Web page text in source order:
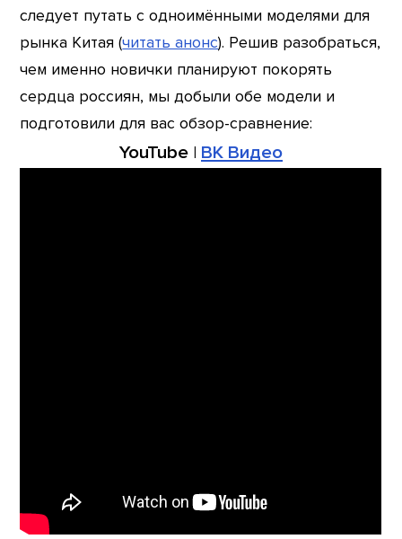
следует путать с одноимёнными моделями для
рынка Китая (читать анонс). Решив разобраться,
чем именно новички планируют покорять
сердца россиян, мы добыли обе модели и
подготовили для вас обзор-сравнение:
YouTube | ВК Видео